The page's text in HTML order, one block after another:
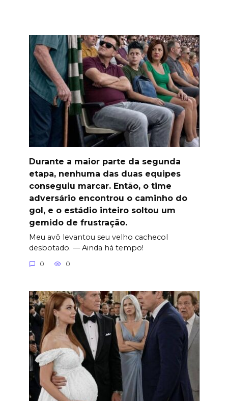
Durante a maior parte da segunda
etapa, nenhuma das duas equipes
conseguiu marcar. Então, o time
adversário encontrou o caminho do
gol, e o estádio inteiro soltou um
gemido de frustração.
Meu avô levantou seu velho cachecol
desbotado. — Ainda há tempo!
0 0